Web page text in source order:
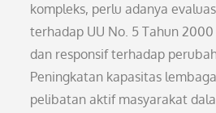
kompleks, perlu adanya
terhadap UU No. 5 Tahun
dan responsif terhadap
Peningkatan kapasitas
pelibatan aktif masyarakat